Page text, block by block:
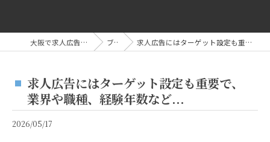
大阪で求人広告なら株式会社AOA ブログ 求人広告にはターゲット設定も重要で、業界や職種、経験年数など...
求人広告にはターゲット設定も重要で、
業界や職種、経験年数など...
2026/05/17